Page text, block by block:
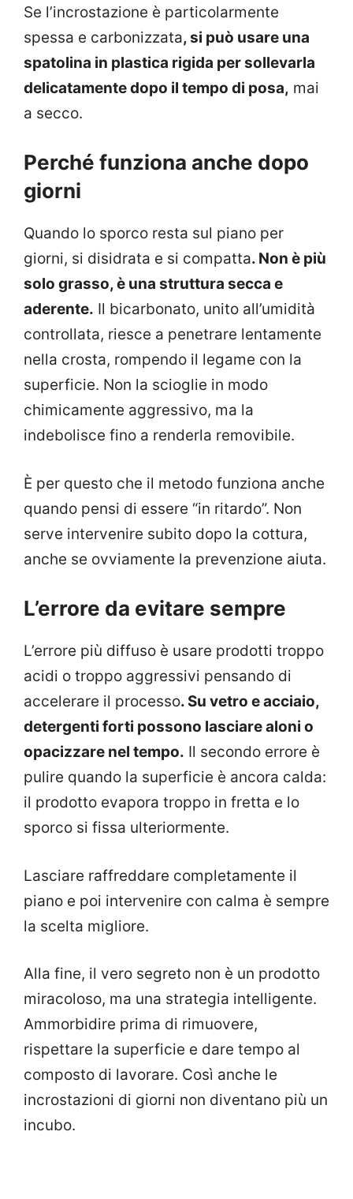
Se l’incrostazione è particolarmente
spessa e carbonizzata, si può usare una
spatolina in plastica rigida per sollevarla
delicatamente dopo il tempo di posa, mai
a secco.
Perché funziona anche dopo
giorni
Quando lo sporco resta sul piano per
giorni, si disidrata e si compatta. Non è più
solo grasso, è una struttura secca e
aderente. Il bicarbonato, unito all’umidità
controllata, riesce a penetrare lentamente
nella crosta, rompendo il legame con la
superficie. Non la scioglie in modo
chimicamente aggressivo, ma la
indebolisce fino a renderla removibile.
È per questo che il metodo funziona anche
quando pensi di essere “in ritardo”. Non
serve intervenire subito dopo la cottura,
anche se ovviamente la prevenzione aiuta.
L’errore da evitare sempre
L’errore più diffuso è usare prodotti troppo
acidi o troppo aggressivi pensando di
accelerare il processo. Su vetro e acciaio,
detergenti forti possono lasciare aloni o
opacizzare nel tempo. Il secondo errore è
pulire quando la superficie è ancora calda:
il prodotto evapora troppo in fretta e lo
sporco si fissa ulteriormente.
Lasciare raffreddare completamente il
piano e poi intervenire con calma è sempre
la scelta migliore.
Alla fine, il vero segreto non è un prodotto
miracoloso, ma una strategia intelligente.
Ammorbidire prima di rimuovere,
rispettare la superficie e dare tempo al
composto di lavorare. Così anche le
incrostazioni di giorni non diventano più un
incubo.